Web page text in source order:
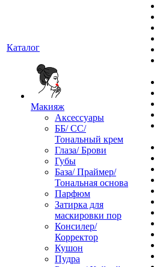
Каталог
Макияж
Аксессуары
ББ/ СС/
Тональный крем
Глаза/ Брови
Губы
База/ Праймер/
Тональная основа
Парфюм
Затирка для
маскировки пор
Консилер/
Корректор
Кушон
Пудра